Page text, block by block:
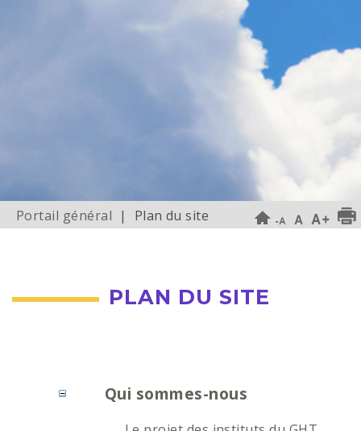
Portail général | Plan du site
PLAN DU SITE
Qui sommes-nous